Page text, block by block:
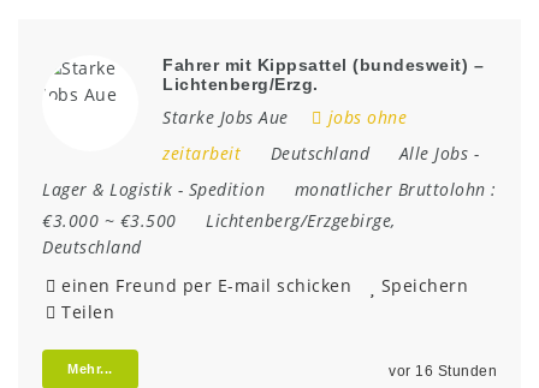
Fahrer mit Kippsattel (bundesweit) –
Lichtenberg/Erzg.
Starke Jobs Aue
jobs ohne
zeitarbeit
Deutschland Alle Jobs -
Lager & Logistik - Spedition
monatlicher Bruttolohn :
€3.000 ~ €3.500
Lichtenberg/Erzgebirge,
Deutschland
einen Freund per E-mail schicken
Speichern
Teilen
Mehr... vor 16 Stunden